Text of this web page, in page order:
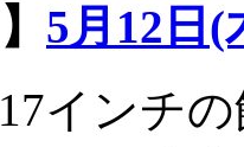
5月12日(
インチ